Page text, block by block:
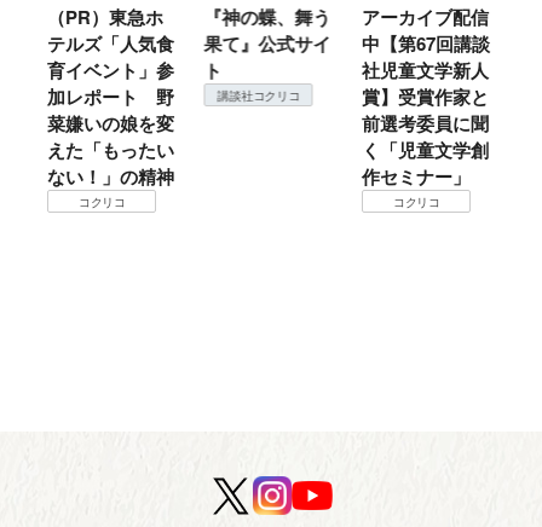
（PR）東急ホ
テルズ「人気食
育イベント」参
加レポート 野
菜嫌いの娘を変
えた「もったい
ない！」の精神
コクリコ
『神の蝶、舞う
果て』公式サイ
ト
講談社コクリコ
アーカイブ配信
中【第67回講談
社児童文学新人
賞】受賞作家と
前選考委員に聞
く「児童文学創
作セミナー」
コクリコ